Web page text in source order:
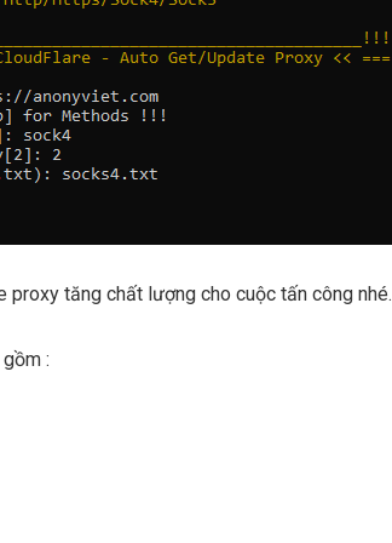
tăng chất lượng cho cuộc tấn công nhé.
: